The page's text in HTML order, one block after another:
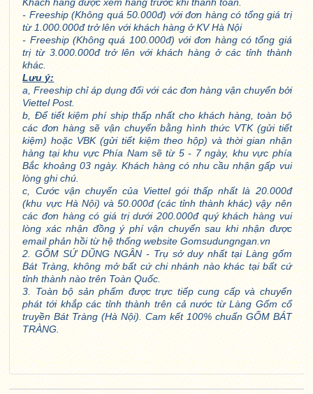
Khách hàng được xem hàng trước khi thanh toán.
- Freeship (Không quá 50.000đ) với đơn hàng có tổng giá trị
từ 1.000.000đ trở lên với khách hàng ở KV Hà Nội
- Freeship (Không quá 100.000đ) với đơn hàng có tổng giá
trị từ 3.000.000đ trở lên với khách hàng ở các tỉnh thành
khác.
Lưu ý:
a, Freeship chỉ áp dụng đối với các đơn hàng vận chuyển bởi
Viettel Post.
b, Để tiết kiệm phí ship thấp nhất cho khách hàng, toàn bộ
các đơn hàng sẽ vận chuyển bằng hình thức VTK (gửi tiết
kiệm) hoặc VBK (gửi tiết kiệm theo hộp) và thời gian nhận
hàng tại khu vực Phía Nam sẽ từ 5 - 7 ngày, khu vực phía
Bắc khoảng 03 ngày. Khách hàng có nhu cầu nhận gấp vui
lòng ghi chú.
c, Cước vận chuyển của Viettel gói thấp nhất là 20.000đ
(khu vực Hà Nội) và 50.000đ (các tỉnh thành khác) vậy nên
các đơn hàng có giá trị dưới 200.000đ quý khách hàng vui
lòng xác nhận đồng ý phí vận chuyển sau khi nhận được
email phản hồi từ hệ thống website Gomsudungngan.vn
2. GỐM SỨ DŨNG NGÂN - Trụ sở duy nhất tại Làng gốm
Bát Tràng, không mở bất cứ chi nhánh nào khác tại bất cứ
tỉnh thành nào trên Toàn Quốc.
3. Toàn bộ sản phẩm được trực tiếp cung cấp và chuyển
phát tới khắp các tỉnh thành trên cả nước từ Làng Gốm cổ
truyền Bát Tràng (Hà Nội). Cam kết 100% chuẩn GỐM BÁT
TRÀNG.